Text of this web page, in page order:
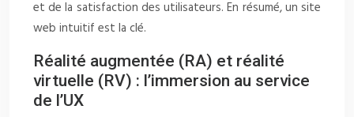
et de la satisfaction des utilisateurs. En résumé, un site
web intuitif est la clé.
Réalité augmentée (RA) et réalité
virtuelle (RV) : l’immersion au service
de l’UX